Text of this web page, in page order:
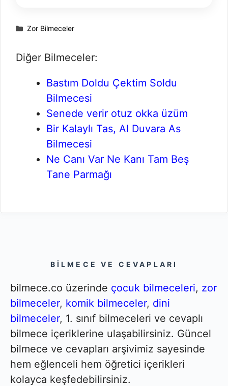
Kategoriler
Zor Bilmeceler
Diğer Bilmeceler:
Bastım Doldu Çektim Soldu
Bilmecesi
Senede verir otuz okka üzüm
Bir Kalaylı Tas, Al Duvara As
Bilmecesi
Ne Canı Var Ne Kanı Tam Beş
Tane Parmağı
BILMECE VE CEVAPLARI
bilmece.co üzerinde çocuk bilmeceleri, zor
bilmeceler, komik bilmeceler, dini
bilmeceler, 1. sınıf bilmeceleri ve cevaplı
bilmece içeriklerine ulaşabilirsiniz. Güncel
bilmece ve cevapları arşivimiz sayesinde
hem eğlenceli hem öğretici içerikleri
kolayca keşfedebilirsiniz.